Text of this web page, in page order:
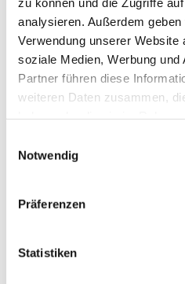
analysieren. Außerdem
Verwendung unserer Website
soziale Medien, Werbung
Partner führen diese
weiteren Daten zusammen,
Notwendig
Präferenzen
Statistiken
(v)